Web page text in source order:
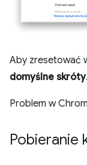
Aby zresetować
domyślne skróty.
Problem w
Pobieranie